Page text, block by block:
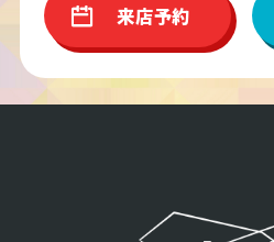
来店予約